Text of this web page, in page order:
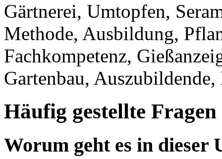
Gärtnerei, Umtopfen,
Methode, Ausbildung,
Fachkompetenz,
Gartenbau,
Häufig gestellte Fragen
Worum geht es in dieser